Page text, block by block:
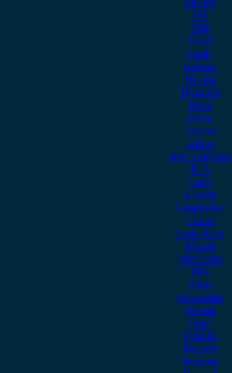
Dodge
DS
Fiat
Ford
Geely
Gonow
Honda
Hyundai
Isuzu
iveco
Jaecoo
Jaguar
Jeep Chrysler
KIA
Lada
Lancia
Leapmotor
Lexus
Lynk & co
Mazda
Mercedes
MG
Mini
Mitsubishi
Nissan
Opel
Omoda
Peugeot
Porsche